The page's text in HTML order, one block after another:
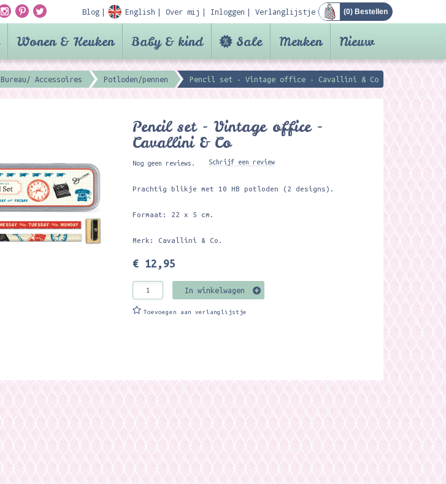
Blog English Over mij Inloggen Verlanglijstje (0) Bestellen
Wonen & Keuken Baby & kind Sale Merken Nieuw
Bureau/ Accessoires Potloden/pennen Pencil set - Vintage office - Cavallini & Co
Pencil set - Vintage office -
Cavallini & Co
Nog geen reviews. Schrijf een review
Prachtig blikje met 10 HB potloden (2 designs).
Formaat: 22 x 5 cm.
Merk: Cavallini & Co.
€ 12,95
In winkelwagen
Toevoegen aan verlanglijstje